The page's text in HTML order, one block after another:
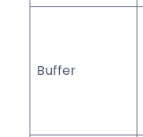
Buffer